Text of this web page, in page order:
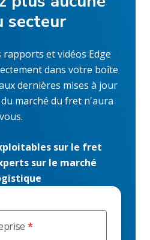
secteur
rapports et vidéos Edge
dans votre boîte
dernières mises à jour
marché du fret n'aura
sur le fret
sur le marché